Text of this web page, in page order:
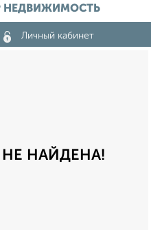
НЕДВИЖИМОСТЬ
Личный кабинет
НАЙДЕНА!